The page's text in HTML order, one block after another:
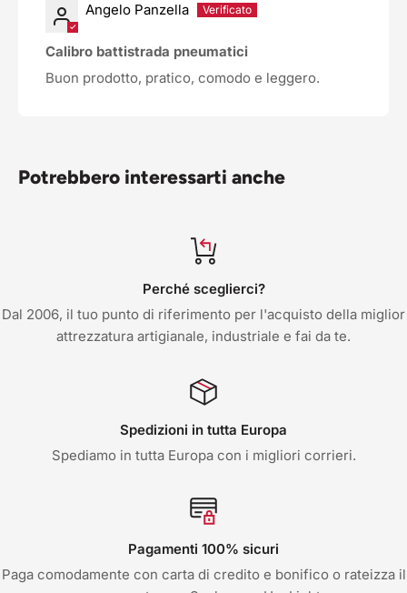
Angelo Panzella
Calibro battistrada pneumatici
Buon prodotto, pratico, comodo e leggero.
Potrebbero interessarti anche
Perché sceglierci?
Dal 2006, il tuo punto di riferimento per l'acquisto della miglior
attrezzatura artigianale, industriale e fai da te.
Spedizioni in tutta Europa
Spediamo in tutta Europa con i migliori corrieri.
Pagamenti 100% sicuri
Paga comodamente con carta di credito e bonifico o rateizza il